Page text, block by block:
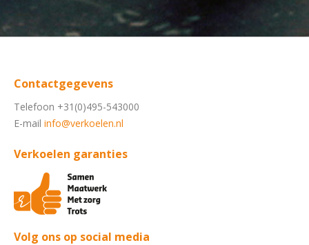
Contactgegevens
Telefoon +31(0)495-543000
E-mail info@verkoelen.nl
Verkoelen garanties
Volg ons op social media